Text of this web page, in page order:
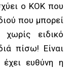
ο ΚΟΚ που
που μπορεί
ειδικό
πίσω! Είναι
έχει ευθύνη η